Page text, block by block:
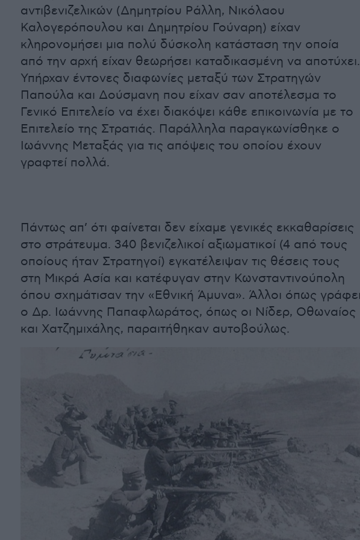
αντιβενιζελικών (Δημητρίου Ράλλη, Νικόλαου
Καλογερόπουλου και Δημητρίου Γούναρη) είχαν
κληρονομήσει μια πολύ δύσκολη κατάσταση την οποία
από την αρχή είχαν θεωρήσει καταδικασμένη να αποτύχει.
Υπήρχαν έντονες διαφωνίες μεταξύ των Στρατηγών
Παπούλα και Δούσμανη που είχαν σαν αποτέλεσμα το
Γενικό Επιτελείο να έχει διακόψει κάθε επικοινωνία με το
Επιτελείο της Στρατιάς. Παράλληλα παραγκωνίσθηκε ο
Ιωάννης Μεταξάς για τις απόψεις του οποίου έχουν
γραφτεί πολλά.
Πάντως απ’ ότι φαίνεται δεν είχαμε γενικές εκκαθαρίσεις
στο στράτευμα. 340 βενιζελικοί αξιωματικοί (4 από τους
οποίους ήταν Στρατηγοί) εγκατέλειψαν τις θέσεις τους
στη Μικρά Ασία και κατέφυγαν στην Κωνσταντινούπολη
όπου σχημάτισαν την «Εθνική Άμυνα». Άλλοι όπως
ο Δρ. Ιωάννης Παπαφλωράτος, όπως οι Νίδερ, Οθωναίος
και Χατζημιχάλης, παραιτήθηκαν αυτοβούλως.